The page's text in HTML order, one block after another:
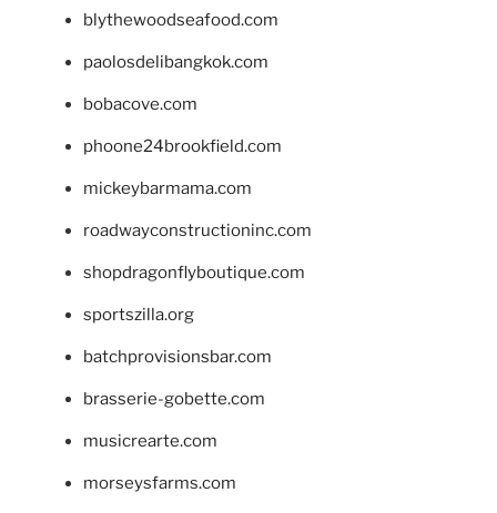
blythewoodseafood.com
paolosdelibangkok.com
bobacove.com
phoone24brookfield.com
mickeybarmama.com
roadwayconstructioninc.com
shopdragonflyboutique.com
sportszilla.org
batchprovisionsbar.com
brasserie-gobette.com
musicrearte.com
morseysfarms.com